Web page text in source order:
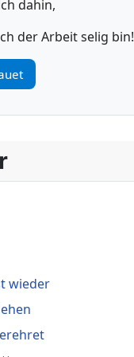
dahin,
der Arbeit selig bin!
voll Glorie schauet
wieder